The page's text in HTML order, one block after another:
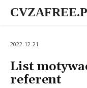
2022-12-21
List
referent